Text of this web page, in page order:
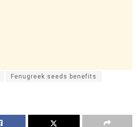
Fenugreek seeds benefits